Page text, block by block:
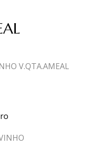
V.QTA.AMEAL